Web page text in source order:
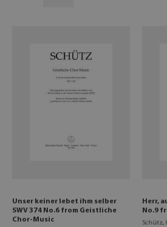
Unser keiner lebet ihm selber
SWV 374 No.6 from Geistliche
Chor-Music
Herr,
No.9
Schütz,